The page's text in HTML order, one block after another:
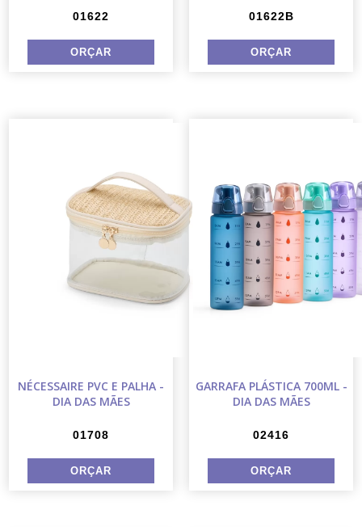
01622 01622B
NÉCESSAIRE PVC E PALHA -
DIA DAS MÃES
01708
GARRAFA PLÁSTICA 700ML -
DIA DAS MÃES
02416